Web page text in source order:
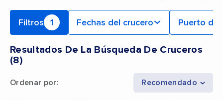
Filtros 1 Fechas del crucero Puerto de
Resultados De La Búsqueda De Cruceros
(8)
Ordenar por: Recomendado